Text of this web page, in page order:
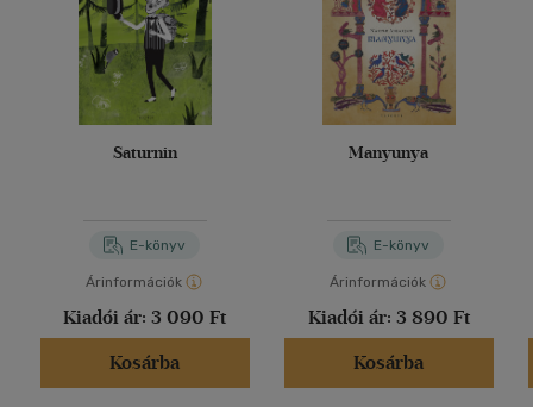
Saturnin
E-könyv
Árinformációk
Kiadói ár: 3 090 Ft
Kosárba
Manyunya
E-könyv
Árinformációk
Kiadói ár: 3 890 Ft
Kosárba